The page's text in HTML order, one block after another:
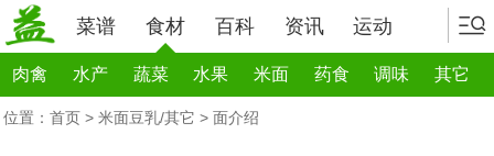
菜谱 食材 百科 资讯 运动
肉禽 水产 蔬菜 水果 米面 药食 调味 其它
位置： 首页 > 米面豆乳/其它 > 面介绍